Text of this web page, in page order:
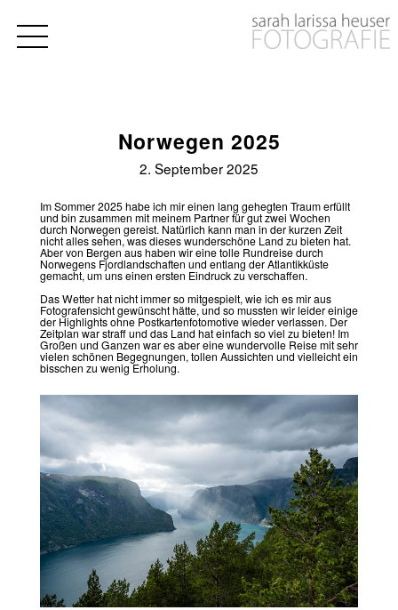
Norwegen 2025
2. September 2025
Im Sommer 2025 habe ich mir einen lang gehegten Traum erfüllt
und bin zusammen mit meinem Partner für gut zwei Wochen
durch Norwegen gereist. Natürlich kann man in der kurzen Zeit
nicht alles sehen, was dieses wunderschöne Land zu bieten hat.
Aber von Bergen aus haben wir eine tolle Rundreise durch
Norwegens Fjordlandschaften und entlang der Atlantikküste
gemacht, um uns einen ersten Eindruck zu verschaffen.
Das Wetter hat nicht immer so mitgespielt, wie ich es mir aus
Fotografensicht gewünscht hätte, und so mussten wir leider einige
der Highlights ohne Postkartenfotomotive wieder verlassen. Der
Zeitplan war straff und das Land hat einfach so viel zu bieten! Im
Großen und Ganzen war es aber eine wundervolle Reise mit sehr
vielen schönen Begegnungen, tollen Aussichten und vielleicht ein
bisschen zu wenig Erholung.